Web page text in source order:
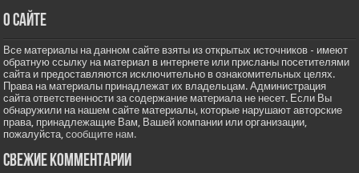
О сайте
Все материалы на данном сайте взяты из открытых источников - имеют
обратную ссылку на материал в интернете или присланы посетителями
сайта и предоставляются исключительно в ознакомительных целях.
Права на материалы принадлежат их владельцам. Администрация
сайта ответственности за содержание материала не несет. Если Вы
обнаружили на нашем сайте материалы, которые нарушают авторские
права, принадлежащие Вам, Вашей компании или организации,
пожалуйста,сообщите нам.
Свежие комментарии